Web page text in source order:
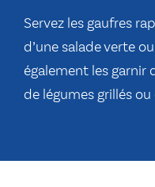
Servez les gaufres
d’une salade verte
également les garnir
de légumes grillés